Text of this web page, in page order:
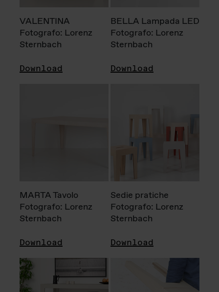
VALENTINA
Fotografo: Lorenz
Sternbach
Download
BELLA Lampada LED
Fotografo: Lorenz
Sternbach
Download
MARTA Tavolo
Fotografo: Lorenz
Sternbach
Download
Sedie pratiche
Fotografo: Lorenz
Sternbach
Download